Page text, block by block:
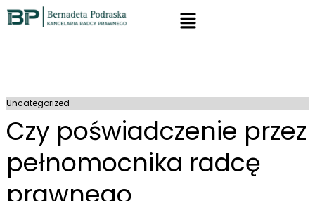
Uncategorized
Czy poświadczenie przez
pełnomocnika radcę